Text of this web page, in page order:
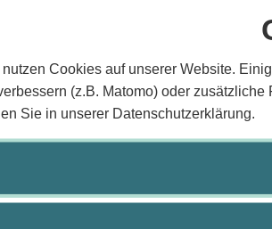
nutzen Cookies auf unserer Website.
(z.B. Matomo) oder
Sie in unserer Datenschutzerklärung.